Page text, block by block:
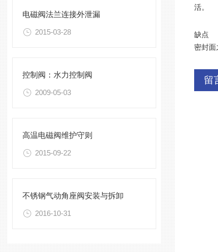
电磁阀法兰连接外泄漏
2015-03-28
控制阀：水力控制阀
2009-05-03
高温电磁阀维护守则
2015-09-22
不锈钢气动角座阀安装与拆卸
2016-10-31
活。
缺点
密封
留